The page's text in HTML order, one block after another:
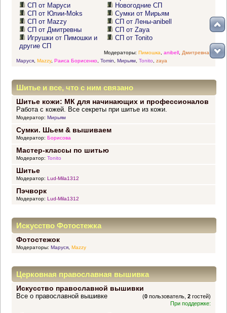
СП от Маруси
СП от Юлии-Moks
СП от Mazzy
СП от Дмитревны
Игрушки от Пимошки и
другие СП
Новогодние СП
Сумки от Мирьям
СП от Лены-anibell
СП от Zaya
СП от Tonito
Модераторы: Пимошка anibell, Дмитревна
Маруся, Mazzy, Раиса Борисенко, Tomin Мирьям, Tonito zaya
Шитье и все, что с ним связано
Шитье кожи: МК для начинающих и профессионалов
Работа с кожей. Все секреты при шитье из кожи.
Модератор: Мирьям
Сумки. Шьем & вышиваем
Модератор: Борисова
Мастер-классы по шитью
Модератор: Tonito
Шитье
Модератор: Lud-Mila1312
Пэчворк
Модератор: Lud-Mila1312
Искусство Фотостежка
Фотостежок
Модераторы: Маруся, Mazzy
Церковная православная вышивка
Искусство православной вышивки
(0 пользователь,2 гостей)
Все о православной вышивке
При поддержке: